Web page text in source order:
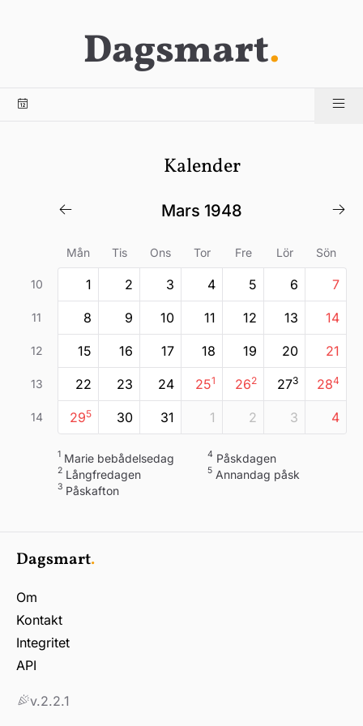
Dagsmart.
Kalender
mars 1948
Mån Tis Ons Tor Fre Lör Sön
10 1 2 3 4 5 6 7
11 8 9 10 11 12 13 14
12 15 16 17 18 19 20 21
13 22 23 24 251 262 273 284
14 295 30 31 1 2 3 4
1 Marie bebådelsedag
2 långfredagen
3 påskafton
4 påskdagen
5 annandag påsk
Dagsmart.
Om
Kontakt
Integritet
API
v.2.2.1